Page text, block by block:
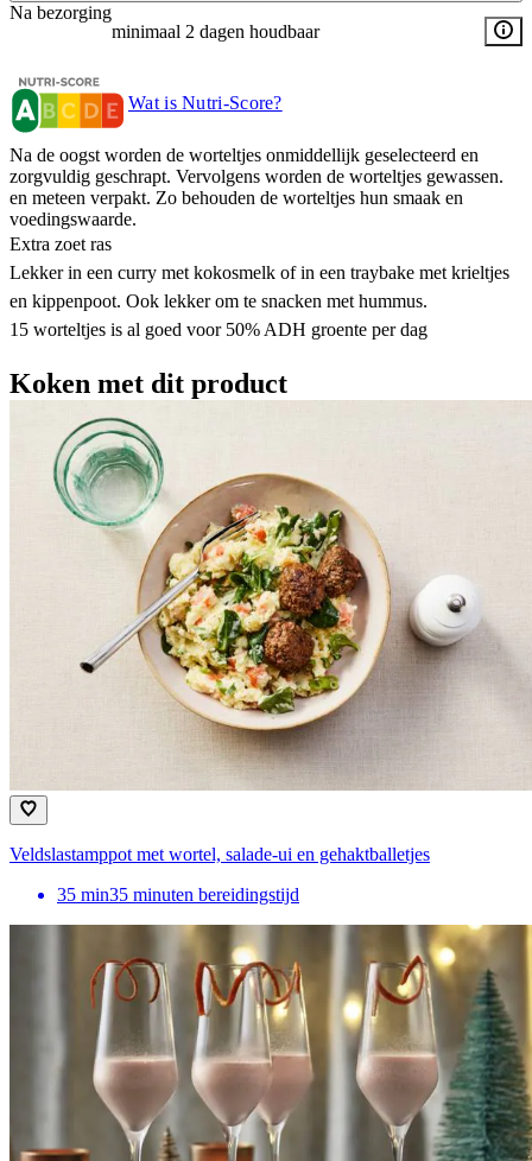
Na bezorging
minimaal 2 dagen houdbaar
Wat is Nutri-Score?
Na de oogst worden de worteltjes onmiddellijk geselecteerd en
zorgvuldig geschrapt. Vervolgens worden de worteltjes gewassen.
en meteen verpakt. Zo behouden de worteltjes hun smaak en
voedingswaarde.
Extra zoet ras
Lekker in een curry met kokosmelk of in een traybake met krieltjes
en kippenpoot. Ook lekker om te snacken met hummus.
15 worteltjes is al goed voor 50% ADH groente per dag
Koken met dit product
Veldslastamppot met wortel, salade-ui en gehaktballetjes
35 min35 minuten bereidingstijd